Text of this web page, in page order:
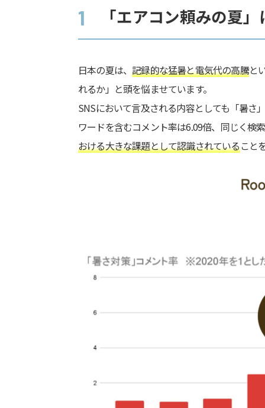
1 「エアコン頼みの夏
日本の夏は、記録的な猛暑と電気代の高騰と
れるか」と頭を悩ませています。
SNSにおいて言及される内容としても「暑さ
ワードを含むコメント率は6.09倍、同じく検
おける大きな課題として認識されていること